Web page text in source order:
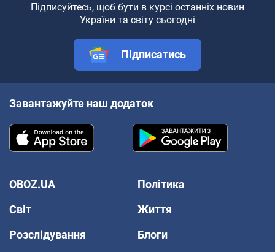
Підписуйтесь, щоб бути в курсі останніх новин
України та світу сьогодні
Підписатись
Завантажуйте наш додаток
OBOZ.UA
Політика
Світ
Життя
Розслідування
Блоги